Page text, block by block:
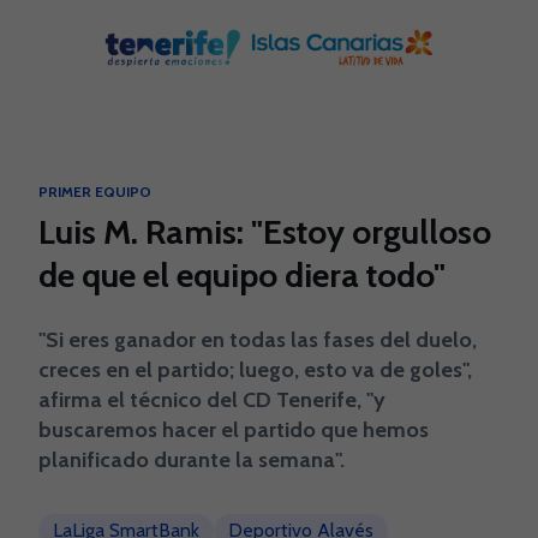
PRIMER EQUIPO
Luis M. Ramis: "Estoy orgulloso
de que el equipo diera todo"
"Si eres ganador en todas las fases del duelo,
creces en el partido; luego, esto va de goles",
afirma el técnico del CD Tenerife, "y
buscaremos hacer el partido que hemos
planificado durante la semana".
LaLiga SmartBank
Deportivo Alavés